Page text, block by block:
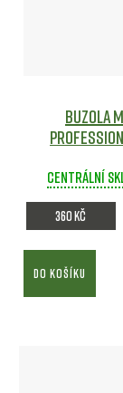
Buzola
Centrální
360 Kč
DO KOŠÍKU